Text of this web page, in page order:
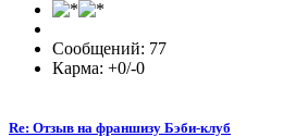
Сообщений: 77
Карма: +0/-0
Re: Отзыв на франшизу Бэби-клуб